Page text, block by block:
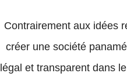
Contrairement aux idées
créer une société
légal et transparent dans